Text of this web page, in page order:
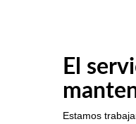
El
Estamos